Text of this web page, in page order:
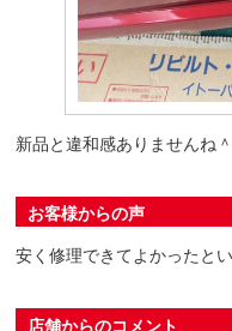
新品と違和感ありませんね
お客様からの声
安く修理できてよかったと
店舗からのコメント